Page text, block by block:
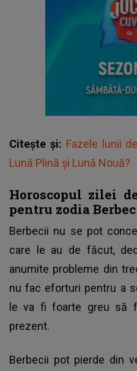
Citește și: Fazele lunii
Lună Plină și Lună Nouă?
Horoscopul zilei
pentru zodia Berbec
Berbecii nu se pot
care le au de făcut,
anumite probleme din
nu fac eforturi pentru a
le va fi foarte greu să
prezent.
Berbecii pot pierde din